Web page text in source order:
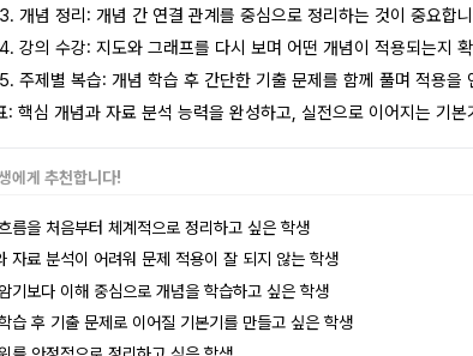
개념 정리: 개념 간 연결 관계를 중심으로 정리하는 것이 중요합
강의 수강: 지도와 그래프를 다시 보며 어떤 개념이 적용되는지
주제별 복습: 개념 학습 후 간단한 기출 문제를 함께 풀며 적용을
핵심 개념과 자료 분석 능력을 완성하고, 실전으로 이어지는 기본
에게 추천합니다!
름을 처음부터 체계적으로 정리하고 싶은 학생
자료 분석이 어려워 문제 적용이 잘 되지 않는 학생
기보다 이해 중심으로 개념을 학습하고 싶은 학생
습 후 기출 문제로 이어질 기본기를 만들고 싶은 학생